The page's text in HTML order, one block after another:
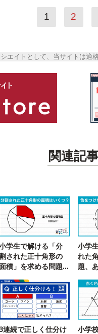
1 2
エイトとして、当サイトは適
関連記
学生で解ける「分
された正十角形の
積」を求める問題
小学
れた
題、
連続で正しく仕分け 小学